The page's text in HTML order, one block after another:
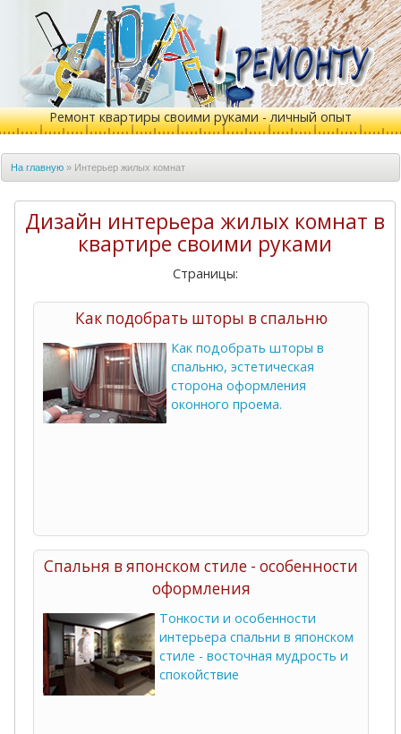
Ремонт квартиры своими руками - личный опыт
На главную» Интерьер жилых комнат
Дизайн интерьера жилых комнат в
квартире своими руками
Страницы:
Как подобрать шторы в спальню
Как подобрать шторы в
спальню, эстетическая
сторона оформления
оконного проема.
Спальня в японском стиле - особенности
оформления
Тонкости и особенности
интерьера спальни в японском
стиле - восточная мудрость и
спокойствие